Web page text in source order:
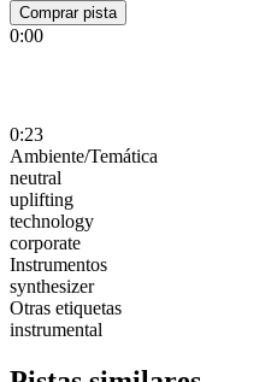
Comprar pista
0:00
0:23
Ambiente/Temática
neutral
uplifting
technology
corporate
Instrumentos
synthesizer
Otras etiquetas
instrumental